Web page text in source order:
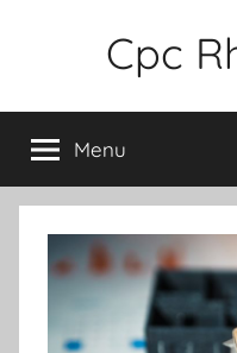
Cpc
Menu